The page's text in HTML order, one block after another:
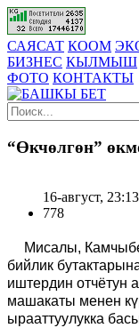
САЯСАТ КООМ
БИЗНЕС КЫЛМЫШ
ФОТО КОНТАКТЫ
“Өкчөлгөн”
16-август, 23:13
778
Мисалы,
бийлик
иштердин отчётун
машакаты менен
ырааттуулукка